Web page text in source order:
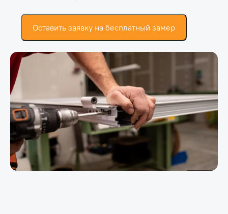
Оставить заявку на бесплатный замер